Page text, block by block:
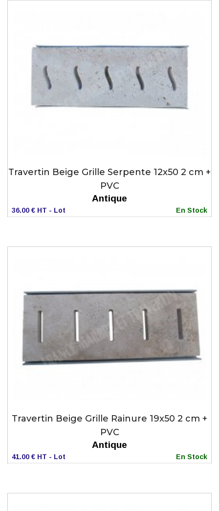
Travertin Beige Grille Serpente 12x50 2 cm +
PVC
Antique
36.00 € HT - Lot En Stock
Travertin Beige Grille Rainure 19x50 2 cm +
PVC
Antique
41.00 € HT - Lot En Stock